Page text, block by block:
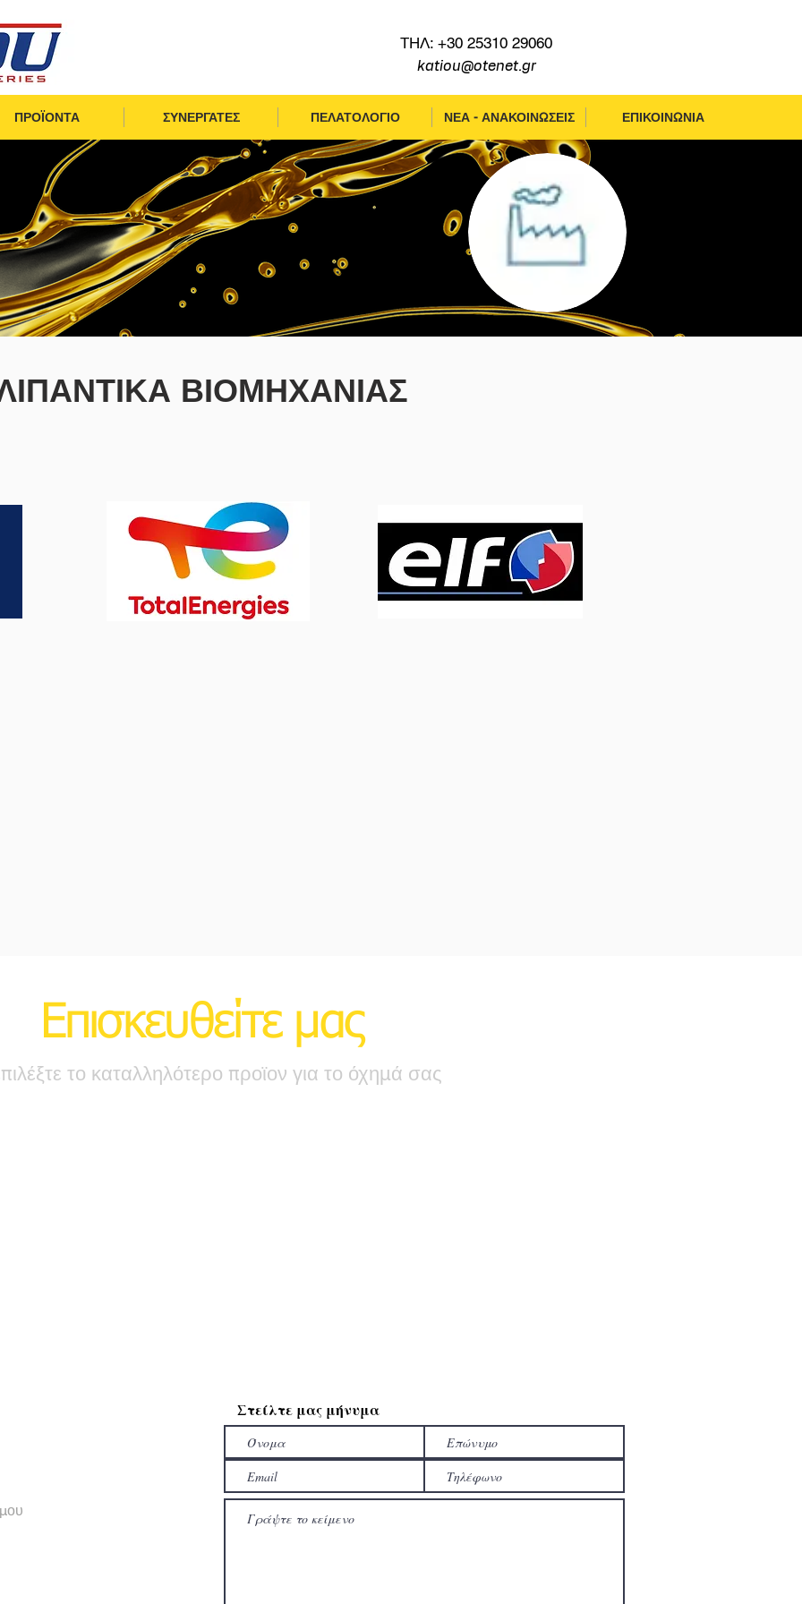
ΤΗΛ: +30 25310 29060
katiou@otenet.gr
ΠΡΟΪΟΝΤΑ ΣΥΝΕΡΓΑΤΕΣ ΠΕΛΑΤΟΛΟΓΙΟ ΝΕΑ - ΑΝΑΚΟΙΝΩΣΕΙΣ ΕΠΙΚΟΙΝΩΝΙΑ
ΒΙΟΜΗΧΑΝΙΑΣ
Επισκευθείτε μας
το καταλληλότερο προϊον για το όχημά σας
Στείλτε μας μήνυμα